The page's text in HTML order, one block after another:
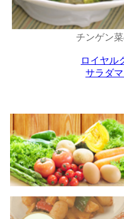
チンゲン
ロイヤル
サラダ